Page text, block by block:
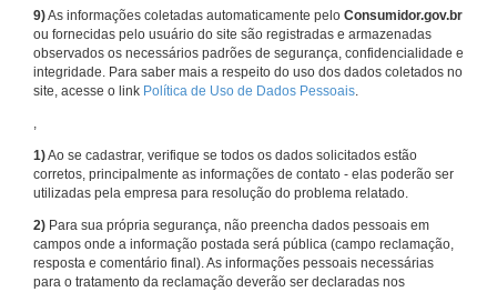
9)As informações coletadas automaticamente pelo Consumidor.gov.br
ou fornecidas pelo usuário do site são registradas e armazenadas
observados os necessários padrões de segurança, confidencialidade e
integridade. Para saber mais a respeito do uso dos dados coletados no
site, acesse o link Política de Uso de Dados Pessoais.
,
1)Ao se cadastrar, verifique se todos os dados solicitados estão
corretos, principalmente as informações de contato - elas poderão ser
utilizadas pela empresa para resolução do problema relatado.
2) Para sua própria segurança, não preencha dados pessoais em
campos onde a informação postada será pública (campo reclamação,
resposta e comentário final). As informações pessoais necessárias
para o tratamento da reclamação deverão ser declaradas nos